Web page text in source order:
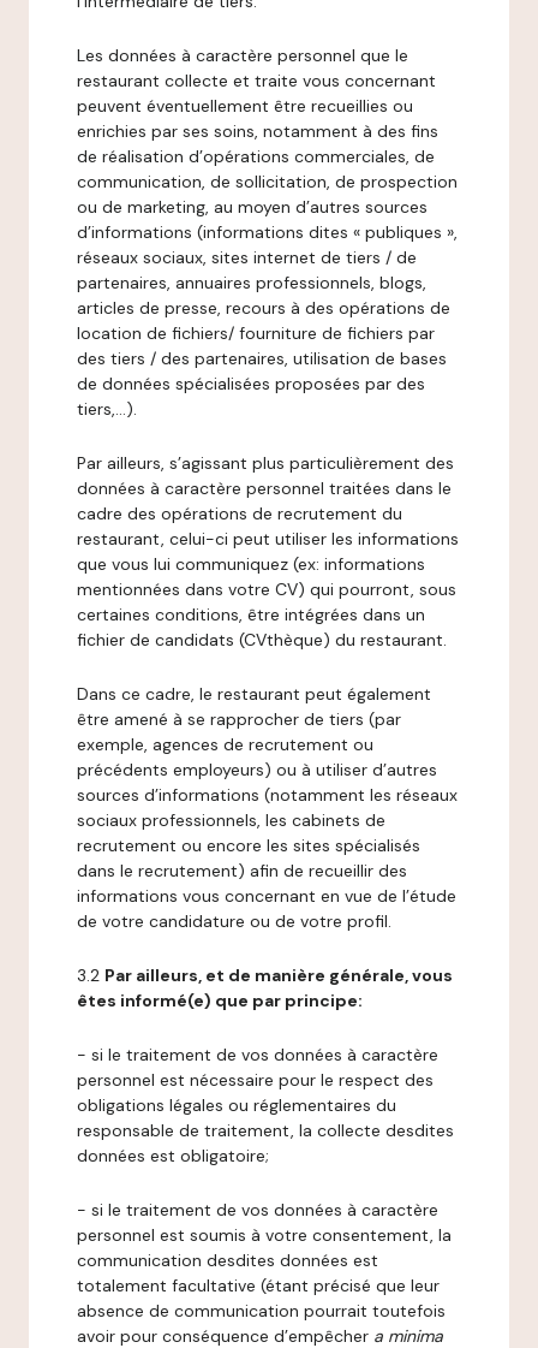
Les données à caractère personnel que le
restaurant collecte et traite vous concernant
peuvent éventuellement être recueillies ou
enrichies par ses soins, notamment à des fins
de réalisation d’opérations commerciales, de
communication, de sollicitation, de prospection
ou de marketing, au moyen d’autres sources
d’informations (informations dites « publiques »,
réseaux sociaux, sites internet de tiers / de
partenaires, annuaires professionnels, blogs,
articles de presse, recours à des opérations de
location de fichiers/ fourniture de fichiers par
des tiers / des partenaires, utilisation de bases
de données spécialisées proposées par des
tiers,…).
Par ailleurs, s’agissant plus particulièrement des
données à caractère personnel traitées dans le
cadre des opérations de recrutement du
restaurant, celui-ci peut utiliser les informations
que vous lui communiquez (ex: informations
mentionnées dans votre CV) qui pourront, sous
certaines conditions, être intégrées dans un
fichier de candidats (CVthèque) du restaurant.
Dans ce cadre, le restaurant peut également
être amené à se rapprocher de tiers (par
exemple, agences de recrutement ou
précédents employeurs) ou à utiliser d’autres
sources d’informations (notamment les réseaux
sociaux professionnels, les cabinets de
recrutement ou encore les sites spécialisés
dans le recrutement) afin de recueillir des
informations vous concernant en vue de l’étude
de votre candidature ou de votre profil.
3.2 Par ailleurs, et de manière générale, vous
êtes informé(e) que par principe:
- si le traitement de vos données à caractère
personnel est nécessaire pour le respect des
obligations légales ou réglementaires du
responsable de traitement, la collecte desdites
données est obligatoire;
- si le traitement de vos données à caractère
personnel est soumis à votre consentement, la
communication desdites données est
totalement facultative (étant précisé que leur
absence de communication pourrait toutefois
avoir pour conséquence d’empêcher a minima